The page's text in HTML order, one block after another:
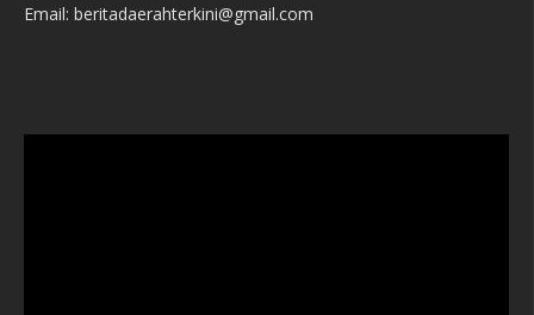
Email: beritadaerahterkini@gmail.com